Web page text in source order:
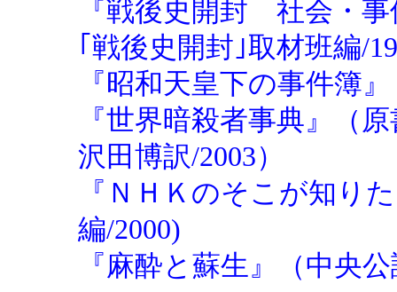
『戦後史開封 社会・
｢戦後史開封｣取材班編/
『昭和天皇下の事件簿
『世界暗殺者事典』（
沢田博訳/2003）
『ＮＨＫのそこが知り
編/2000)
『麻酔と蘇生』（中央